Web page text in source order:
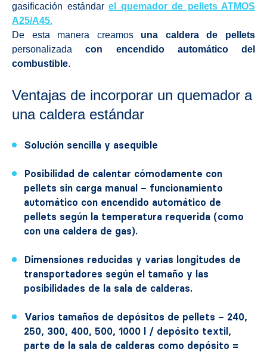
gasificación estándar el quemador de pellets ATMOS
A25/A45.
De esta manera creamos una caldera de pellets
personalizadacon encendido automático del
combustible.
Ventajas de incorporar un quemador a
una caldera estándar
Solución sencilla y asequible
Posibilidad de calentar cómodamente con
pellets sin carga manual – funcionamiento
automático con encendido automático de
pellets según la temperatura requerida (como
con una caldera de gas).
Dimensiones reducidas y varias longitudes de
transportadores según el tamaño y las
posibilidades de la sala de calderas.
Varios tamaños de depósitos de pellets – 240,
250, 300, 400, 500, 1000 l / depósito textil,
parte de la sala de calderas como depósito =